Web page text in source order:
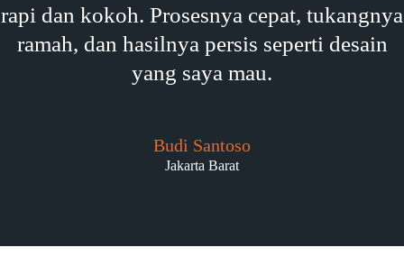
rapi dan kokoh. Prosesnya cepat, tukangnya
ramah, dan hasilnya persis seperti desain
yang saya mau.
Budi Santoso
Jakarta Barat